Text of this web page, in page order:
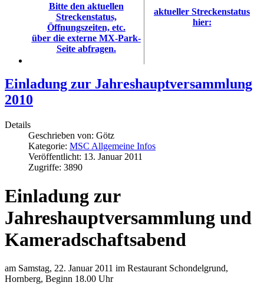
Bitte den aktuellen
Streckenstatus,
Öffnungszeiten, etc.
über die externe MX-Park-
Seite abfragen.
aktueller Streckenstatus
hier:
Einladung zur Jahreshauptversammlung
2010
Details
Geschrieben von: Götz
Kategorie: MSC Allgemeine Infos
Veröffentlicht: 13. Januar 2011
Zugriffe: 3890
Einladung zur
Jahreshauptversammlung und
Kameradschaftsabend
am Samstag, 22. Januar 2011 im Restaurant Schondelgrund,
Hornberg, Beginn 18.00 Uhr